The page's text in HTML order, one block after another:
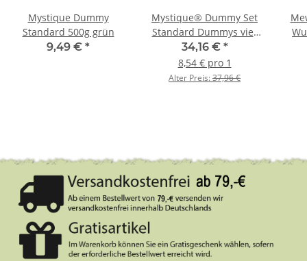
Mystique Dummy
Standard 500g grün
9,49 € *
Mystique® Dummy Set
Standard Dummys vier
Farben 4 x 500g 4Stk.
34,16 € *
8,54 € pro 1
Alter Preis:37,96 €